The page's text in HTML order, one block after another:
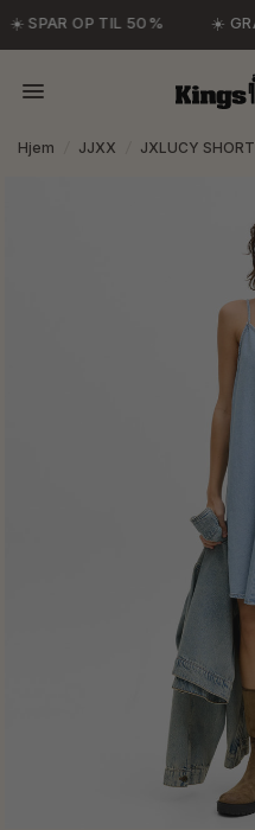
☀️ SPAR OP TIL 50% ☀️
Hjem JJXX JXLUCY SHORT